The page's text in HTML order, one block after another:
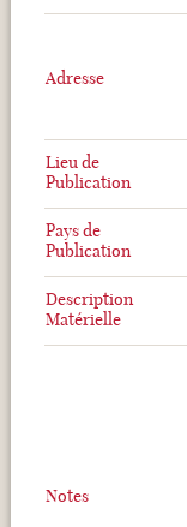
Adresse
Lieu de
Publication
Pays de
Publication
Description
Matérielle
Notes